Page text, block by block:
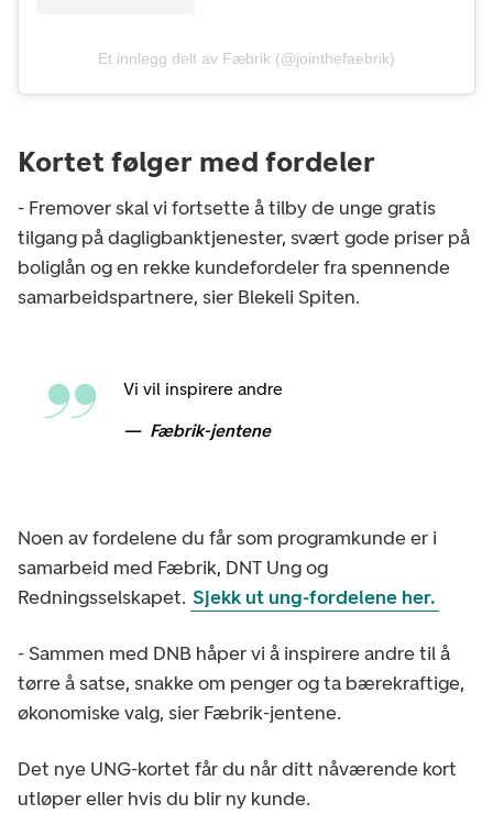
Et innlegg delt av Fæbrik (@jointhefaebrik)
Kortet følger med fordeler
- Fremover skal vi fortsette å tilby de unge gratis
tilgang på dagligbanktjenester, svært gode priser på
boliglån og en rekke kundefordeler fra spennende
samarbeidspartnere, sier Blekeli Spiten.
Vi vil inspirere andre
Fæbrik-jentene
Noen av fordelene du får som programkunde er i
samarbeid med Fæbrik, DNT Ung og
Redningsselskapet. Sjekk ut ung-fordelene her.
- Sammen med DNB håper vi å inspirere andre til å
tørre å satse, snakke om penger og ta bærekraftige,
økonomiske valg, sier Fæbrik-jentene.
Det nye UNG-kortet får du når ditt nåværende kort
utløper eller hvis du blir ny kunde.